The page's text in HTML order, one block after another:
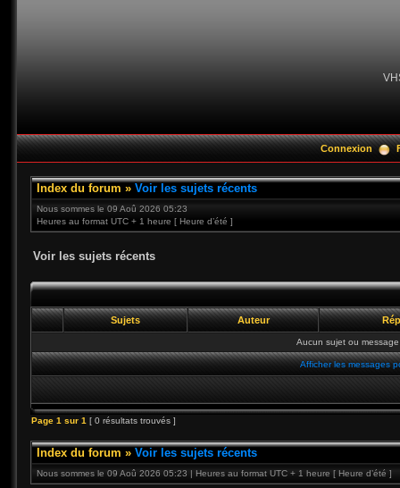
Connexion
Index du forum » Voir les sujets récents
Nous sommes le 09 Aoû 2026 05:23
Heures au format UTC + 1 heure [ Heure d’été ]
Voir les sujets récents
Sujets Auteur
Aucun sujet ou
Afficher les messages
Page 1 sur 1 [ 0 résultats trouvés ]
Index du forum » Voir les sujets récents
Nous sommes le 09 Aoû 2026 05:23 | Heures au format UTC + 1 heure [ Heure d’été ]